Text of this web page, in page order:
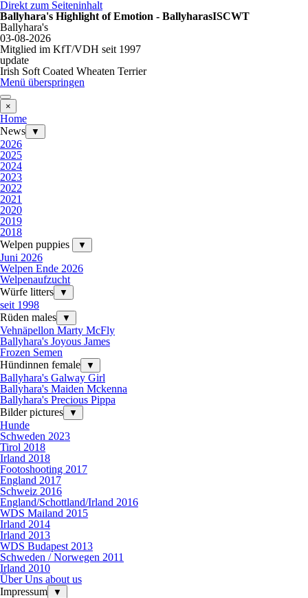
Direkt zum Seiteninhalt
Ballyhara's Highlight of Emotion - BallyharasISCWT
Ballyhara's
03-08-2026
Mitglied im KfT/VDH seit 1997
update
Irish Soft Coated Wheaten Terrier
Menü überspringen
×
Home
News
▼
2026
2025
2024
2023
2022
2021
2020
2019
2018
Welpen puppies
▼
Juni 2026
Welpen Ende 2026
Welpenaufzucht
Würfe litters
▼
seit 1998
Rüden males
▼
Vehnäpellon Marty McFly
Ballyhara's Joyous James
Frozen Semen
Hündinnen female
▼
Ballyhara's Galway Girl
Ballyhara's Maiden Mckenna
Ballyhara's Precious Pippa
Bilder pictures
▼
Hunde
Schweden 2023
Tirol 2018
Irland 2018
Footoshooting 2017
England 2017
Schweiz 2016
England/Schottland/Irland 2016
WDS Mailand 2015
Irland 2014
Irland 2013
WDS Budapest 2013
Schweden / Norwegen 2011
Irland 2010
Über Uns about us
Impressum
▼